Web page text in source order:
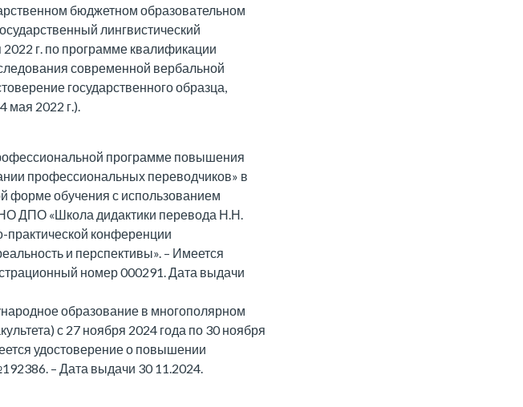
бюджетном образовательном
лингвистический
2022 г. по программе квалификации
современной вербальной
государственного образца,
2022 г.).
программе повышения
профессиональных переводчиков» в
форме обучения с использованием
ДПО «Школа дидактики перевода Н.Н.
практической конференции
и перспективы». – Имеется
номер 000291. Дата выдачи
образование в многополярном
с 27 ноября 2024 года по 30 ноября
удостоверение о повышении
– Дата выдачи 30 11.2024.